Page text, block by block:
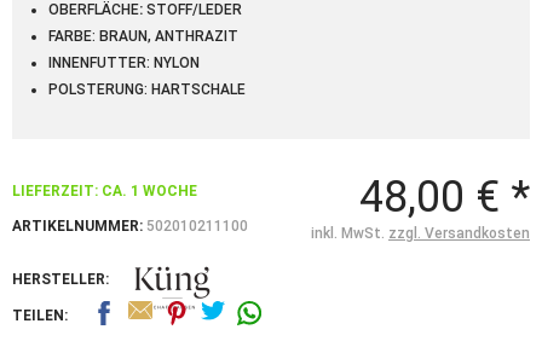
OBERFLÄCHE: STOFF/LEDER
FARBE: BRAUN, ANTHRAZIT
INNENFUTTER: NYLON
POLSTERUNG: HARTSCHALE
LIEFERZEIT: CA. 1 WOCHE
ARTIKELNUMMER: 502010211100
HERSTELLER:
48,00 € *
inkl. MwSt. zzgl. Versandkosten
TEILEN: